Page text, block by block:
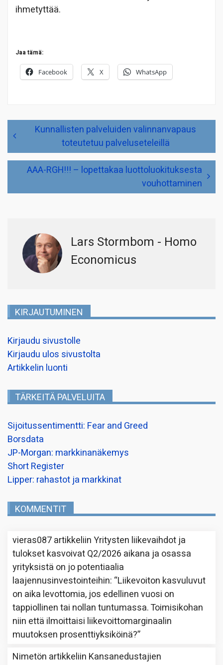
ihmetyttää.
Jaa tämä:
Facebook X WhatsApp
Artikkelien
selaus
Kunnallisten palveluiden valinnanvapaus
toteutetuu palveluseteleillä
AAA-RGH!!! – lopettakaa luottoluokituksesta
vouhottaminen
Lars Stormbom - Homo
Economicus
KIRJAUTUMINEN
Kirjaudu sivustolle
Kirjaudu ulos sivustolta
Artikkelin luonti
TÄRKEITÄ PALVELUITA
Sijoitussentimentti: Fear and Greed
Borsdata
JP-Morgan: markkinanäkemys
Short Register
Lipper: rahastot ja markkinat
KOMMENTIT
vieras087artikkeliinYritysten liikevaihdot ja
tulokset kasvoivat Q2/2026 aikana ja osassa
yrityksistä on jo potentiaalia
laajennusinvestointeihin: “Liikevoiton kasvuluvut
on aika levottomia, jos edellinen vuosi on
tappiollinen tai nollan tuntumassa. Toimisikohan
niin että ilmoittaisi liikevoittomarginaalin
muutoksen prosenttiyksiköinä?”
Nimetön artikkeliin Kansanedustajien